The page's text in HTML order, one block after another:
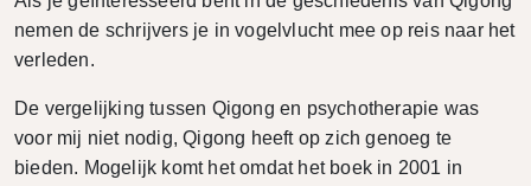
nemen de schrijvers je in vogelvlucht mee op reis naar het
verleden.
De vergelijking tussen Qigong en psychotherapie was
voor mij niet nodig, Qigong heeft op zich genoeg te
bieden. Mogelijk komt het omdat het boek in 2001 in